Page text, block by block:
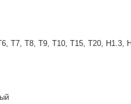
T7, T8, T9, T10, T15, T20, H1.3,